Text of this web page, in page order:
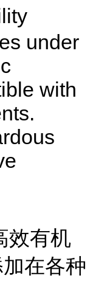
under
with
效有机
在各种